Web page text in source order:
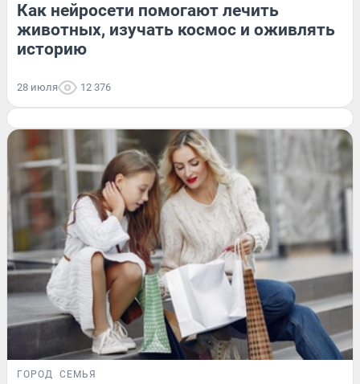
Как нейросети помогают лечить
животных, изучать космос и оживлять
историю
28 июля 12 376
ГОРОД СЕМЬЯ